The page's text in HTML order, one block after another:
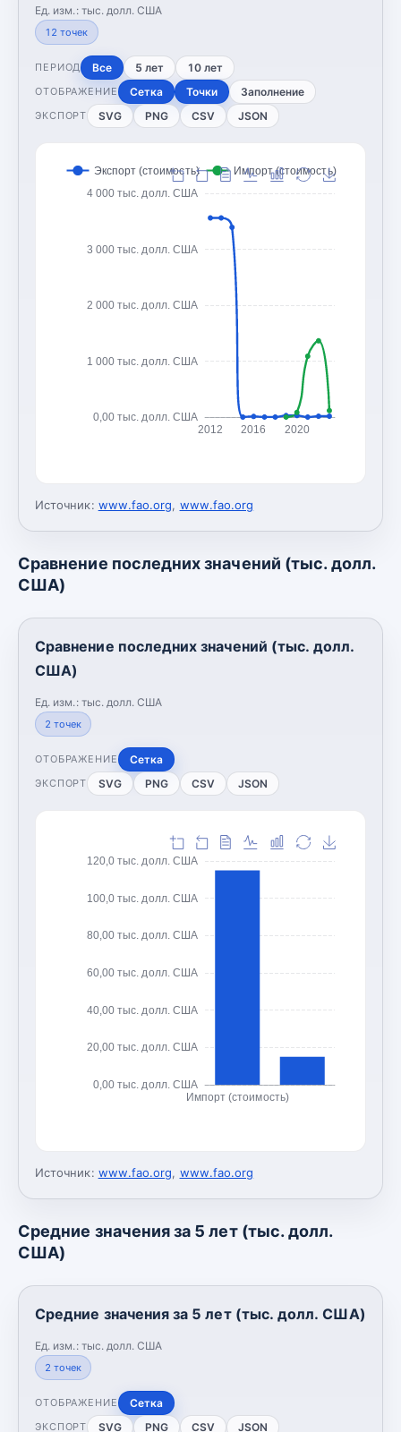
Ед. изм.: тыс. долл. США
12 точек
ПЕРИОД Все 5 лет 10 лет
ОТОБРАЖЕНИЕ Сетка Точки Заполнение
ЭКСПОРТ SVG PNG CSV JSON
0,00 тыс. долл. США
1 000 тыс. долл. США
2 000 тыс. долл. США
3 000 тыс. долл. США
4 000 тыс. долл. США
2012 2016 2020
Экспорт (стоимость) Импорт (стоимость)
Источник: www.fao.org, www.fao.org
Сравнение последних значений (тыс. долл.
США)
Сравнение последних значений (тыс. долл.
США)
Ед. изм.: тыс. долл. США
2 точек
ОТОБРАЖЕНИЕ Сетка
ЭКСПОРТ SVG PNG CSV JSON
0,00 тыс. долл. США
20,00 тыс. долл. США
40,00 тыс. долл. США
60,00 тыс. долл. США
80,00 тыс. долл. США
100,0 тыс. долл. США
120,0 тыс. долл. США
Импорт (стоимость)
Источник: www.fao.org, www.fao.org
Средние значения за 5 лет (тыс. долл.
США)
Средние значения за 5 лет (тыс. долл. США)
Ед. изм.: тыс. долл. США
2 точек
ОТОБРАЖЕНИЕ Сетка
ЭКСПОРТ SVG PNG CSV JSON